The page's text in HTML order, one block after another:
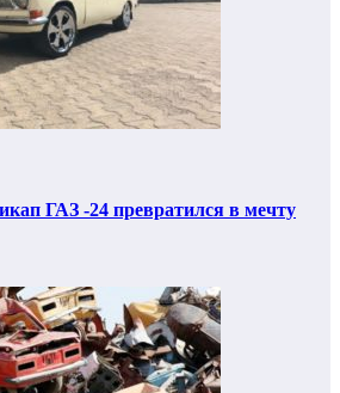
ГАЗ -24 превратился в мечту